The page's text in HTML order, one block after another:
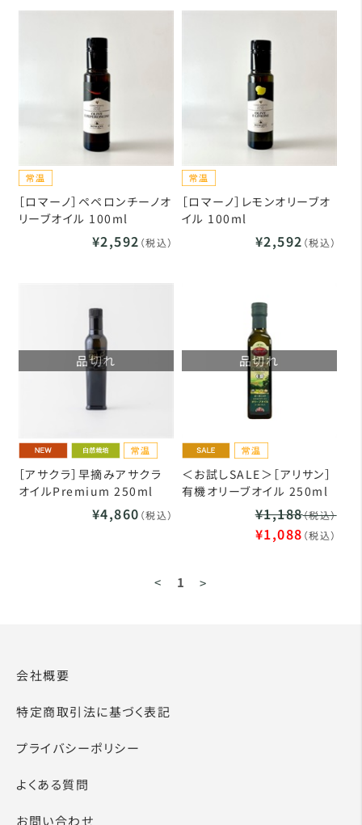
［ロマーノ］ペペロンチーノオ
リーブオイル 100ml
¥2,592 （税込）
［ロマーノ］レモンオリーブオ
イル 100ml
¥2,592 （税込）
品切れ
［アサクラ］早摘みアサクラ
オイルPremium 250ml
¥4,860 （税込）
品切れ
＜お試しSALE＞［アリサン］
有機オリーブオイル 250ml
¥1,188（税込）
¥1,088 （税込）
< 1 >
会社概要
特定商取引法に基づく表記
プライバシーポリシー
よくある質問
お問い合わせ